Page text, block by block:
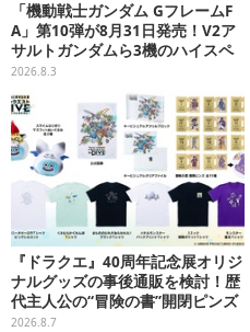
「機動戦士ガンダム GフレームF
A」第10弾が8月31日発売！V2ア
サルトガンダムら3機のハイスペ
ック可動フィギュア
2026.8.3
『ドラクエ』40周年記念展オリジ
ナルグッズの事後通販を検討！歴
代主人公の“冒険の書”開閉ピンズ
をはじめ、ユニークなＴシャツや
2026.8.7